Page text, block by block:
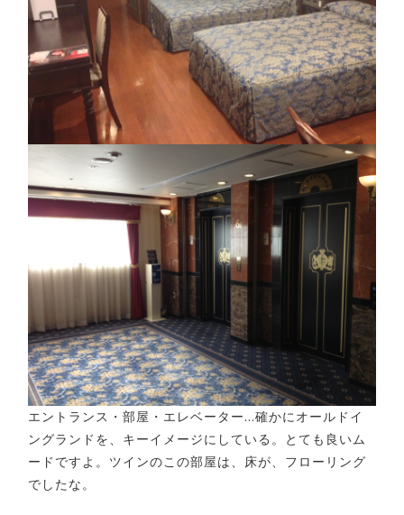
エントランス・部屋・エレベーター…確かにオールドイ
ングランドを、キーイメージにしている。とても良いム
ードですよ。ツインのこの部屋は、床が、フローリング
でしたな。